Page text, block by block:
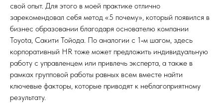
свой опыт. Для этого в моей практике отлично
зарекомендовал себя метод «5 почему», который появился в
бизнес образовании благодаря основателю компании
Toyota, Сакити Тойода. По аналогии с 1‑м шагом, здесь
корпоративный HR тоже может предложить индивидуальную
работу с управленцем или привлечь эксперта, а также в
рамках групповой работы равных всем вместе найти
ключевые факторы, которые приводят к неблагоприятному
результату.